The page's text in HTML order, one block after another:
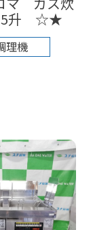
升 ☆★
理機